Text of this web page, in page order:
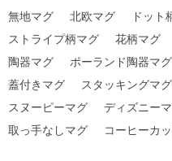
無地マグ 北欧マグ ドット
ストライプ柄マグ
花柄マグ
陶器マグ
ポーランド陶器マグ
蓋付きマグ
スタッキングマグ
スヌーピーマグ
ディズニー
取っ手なしマグ
コーヒーカ